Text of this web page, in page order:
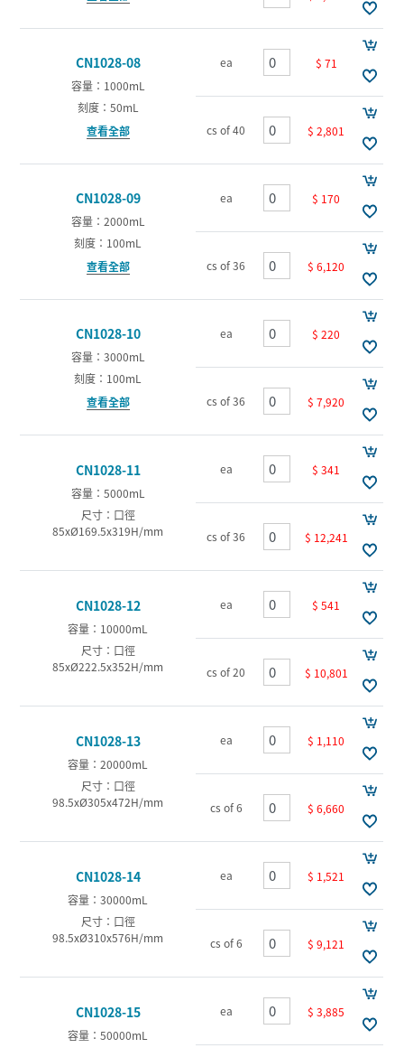
CN1028-08
容量：1000mL
刻度：50mL
查看全部
ea $ 71
cs of 40 $ 2,801
CN1028-09
容量：2000mL
刻度：100mL
查看全部
ea $ 170
cs of 36 $ 6,120
CN1028-10
容量：3000mL
刻度：100mL
查看全部
ea $ 220
cs of 36 $ 7,920
CN1028-11
容量：5000mL
尺寸：口徑
85xØ169.5x319H/mm
ea $ 341
cs of 36 $ 12,241
CN1028-12
容量：10000mL
尺寸：口徑
85xØ222.5x352H/mm
ea $ 541
cs of 20 $ 10,801
CN1028-13
容量：20000mL
尺寸：口徑
98.5xØ305x472H/mm
ea $ 1,110
cs of 6 $ 6,660
CN1028-14
容量：30000mL
尺寸：口徑
98.5xØ310x576H/mm
ea $ 1,521
cs of 6 $ 9,121
CN1028-15
容量：50000mL
ea $ 3,885